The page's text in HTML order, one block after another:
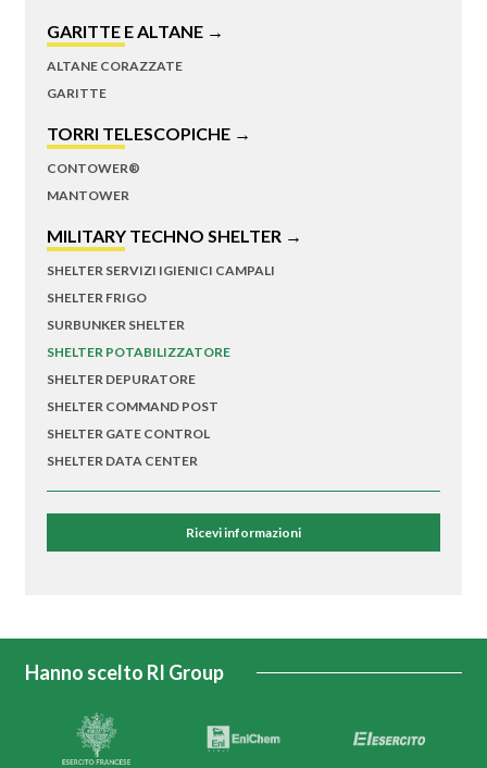
GARITTE E ALTANE →
ALTANE CORAZZATE
GARITTE
TORRI TELESCOPICHE →
CONTOWER®
MANTOWER
MILITARY TECHNO SHELTER →
SHELTER SERVIZI IGIENICI CAMPALI
SHELTER FRIGO
SURBUNKER SHELTER
SHELTER POTABILIZZATORE
SHELTER DEPURATORE
SHELTER COMMAND POST
SHELTER GATE CONTROL
SHELTER DATA CENTER
Ricevi informazioni
Hanno scelto RI Group